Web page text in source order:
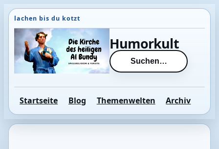
Direkt
zum
Inhalt
wechseln
Humorkult
Suchen…
Startseite Blog Themenwelten Archiv